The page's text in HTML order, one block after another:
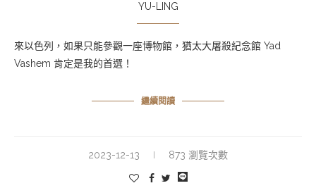
YU-LING
來以色列，如果只能參觀一座博物館，猶太大屠殺紀念館 Yad
Vashem 肯定是我的首選！
繼續閱讀
2023-12-13 873 瀏覽次數